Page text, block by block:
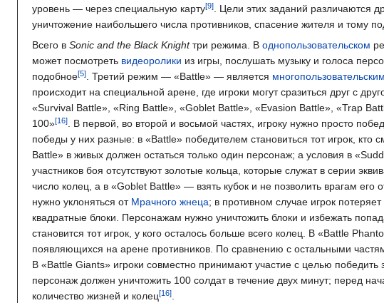
уровень — через специальную карту
. Цели этих заданий различаются
уничтожение наибольшего числа противников, спасение жителя и тому
Всего в Sonic and the Black Knightтри режима. В однопользовательском
может посмотреть видеоролики из игры, послушать музыку и голоса
подобное
. Третий режим — «Battle» — является многопользовательским
происходит на специальной арене, где игроки могут сразиться друг с
«Survival Battle», «Ring Battle», «Goblet Battle», «Evasion Battle», «Trap
100»
. В первой, во второй и восьмой частях, игроку нужно просто
победы у них разные: в «Battle» победителем становиться тот игрок, кто
Battle» в живых должен остаться только один персонаж; а условия в
участников боя отсутствуют золотые кольца, которые служат в серии
число колец, а в «Goblet Battle» — взять кубок и не позволить врагам
нужно уклоняться от Мрачного жнеца; в противном случае игрок
квадратные блоки. Персонажам нужно уничтожить блоки и избежать
становится тот игрок, у кого осталось больше всего колец. В «Battle
появляющихся на арене противников. По сравнению с остальными
В «Battle Giants» игроки совместно принимают участие с целью
персонаж должен уничтожить 100 солдат в течение двух минут; перед
количество жизней и колец